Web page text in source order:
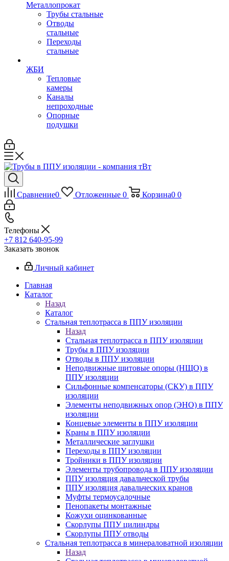
Металлопрокат
Трубы стальные
Отводы
стальные
Переходы
стальные
ЖБИ
Тепловые
камеры
Каналы
непроходные
Опорные
подушки
Сравнение0 Отложенные 0 Корзина0 0
Телефоны
+7 812 640-95-99
Заказать звонок
Личный кабинет
Главная
Каталог
Назад
Каталог
Стальная теплотрасса в ППУ изоляции
Назад
Стальная теплотрасса в ППУ изоляции
Трубы в ППУ изоляции
Отводы в ППУ изоляции
Неподвижные щитовые опоры (НЩО) в
ППУ изоляции
Cильфонные компенсаторы (СКУ) в ППУ
изоляции
Элементы неподвижных опор (ЭНО) в ППУ
изоляции
Концевые элементы в ППУ изоляции
Краны в ППУ изоляции
Металлические заглушки
Переходы в ППУ изоляции
Тройники в ППУ изоляции
Элементы трубопровода в ППУ изоляции
ППУ изоляция давальческой трубы
ППУ изоляция давальческих кранов
Муфты термоусадочные
Пенопакеты монтажные
Кожухи оцинкованные
Скорлупы ППУ цилиндры
Скорлупы ППУ отводы
Стальная теплотрасса в минераловатной изоляции
Назад